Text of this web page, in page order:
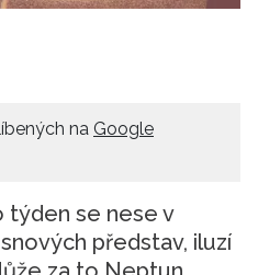
na Google
týden se nese v
představ, iluzí